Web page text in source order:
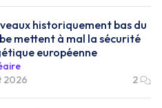
historiquement bas du
mettent à mal la sécurité
européenne
2026
2